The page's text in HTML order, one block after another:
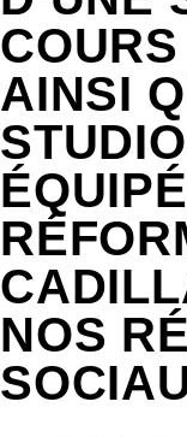
AINSI
NOS